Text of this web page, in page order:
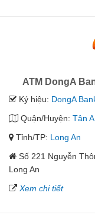
ATM DongA
Ký hiệu: DongA
Quận/Huyện: Tân
Tỉnh/TP: Long An
Số 221 Nguyễn
Long An
Xem chi tiết